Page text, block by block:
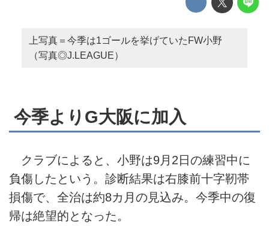
上写真＝今季は1ゴールを挙げていたFW小野
（写真◎J.LEAGUE）
今季よりG大阪に加入
クラブによると、小野は9月2日の練習中に
負傷したという。診断結果は右膝前十字靭帯
損傷で、全治は約8カ月の見込み。今季中の復
帰は絶望的となった。